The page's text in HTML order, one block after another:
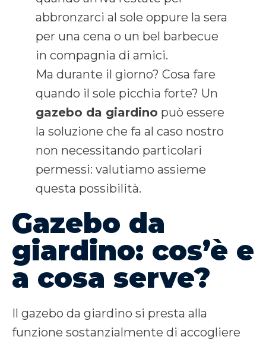
abbronzarci al sole oppure la sera
per una cena o un bel barbecue
in compagnia di amici.
Ma durante il giorno? Cosa fare
quando il sole picchia forte? Un
gazebo da giardino può essere
la soluzione che fa al caso nostro
non necessitando particolari
permessi: valutiamo assieme
questa possibilità.
Gazebo da
giardino: cos’è e
a cosa serve?
Il gazebo da giardino si presta alla
funzione sostanzialmente di accogliere